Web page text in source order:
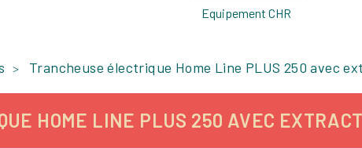
Equipement CHR
Trancheuse électrique Home Line PLUS 250 avec
HOME LINE PLUS 250 AVEC